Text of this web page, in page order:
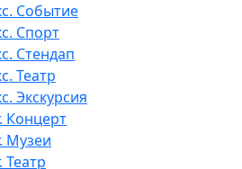
Событие
Спорт
Стендап
Театр
Экскурсия
Концерт
Музеи
Театр